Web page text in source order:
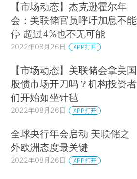
【市场动态】杰克逊霍尔年
会：美联储官员呼吁加息不能
停 超过4%也不无可能
2022年08月26日 APP打开
【市场动态】美联储会拿美国
股债市场开刀吗？机构投资者
们开始如坐针毡
2022年08月26日 APP打开
全球央行年会启动 美联储之
外欧洲态度最关键
2022年08月26日 APP打开